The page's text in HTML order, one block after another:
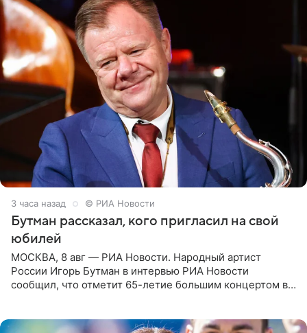
3 часа назад © РИА Новости
Бутман рассказал, кого пригласил на свой
юбилей
МОСКВА, 8 авг — РИА Новости. Народный артист
России Игорь Бутман в интервью РИА Новости
сообщил, что отметит 65-летие большим концертом в